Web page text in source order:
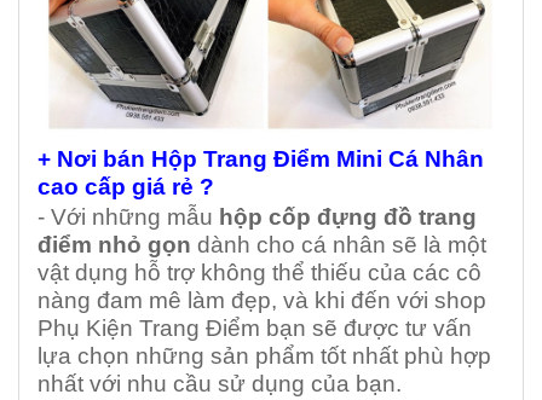
+ Nơi bán Hộp Trang Điểm Mini Cá Nhân
cao cấp giá rẻ ?
- Với những mẫu hộp cốp đựng đồ trang
điểm nhỏ gọn dành cho cá nhân sẽ là một
vật dụng hỗ trợ không thể thiếu của các cô
nàng đam mê làm đẹp, và khi đến với shop
Phụ Kiện Trang Điểm bạn sẽ được tư vấn
lựa chọn những sản phẩm tốt nhất phù hợp
nhất với nhu cầu sử dụng của bạn.